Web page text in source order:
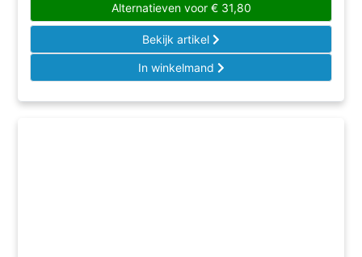
Alternatieven voor €31,80
Bekijk artikel
In winkelmand